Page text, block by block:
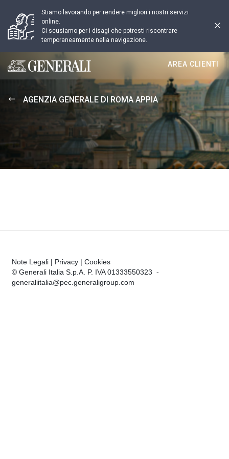
Stiamo lavorando per rendere migliori i nostri servizi
online.
Ci scusiamo per i disagi che potresti riscontrare
temporaneamente nella navigazione.
Generali logo
AREA CLIENTI
AGENZIA GENERALE DI ROMA APPIA
Note Legali | Privacy | Cookies
© Generali Italia S.p.A. P. IVA 01333550323 -
generaliitalia@pec.generaligroup.com